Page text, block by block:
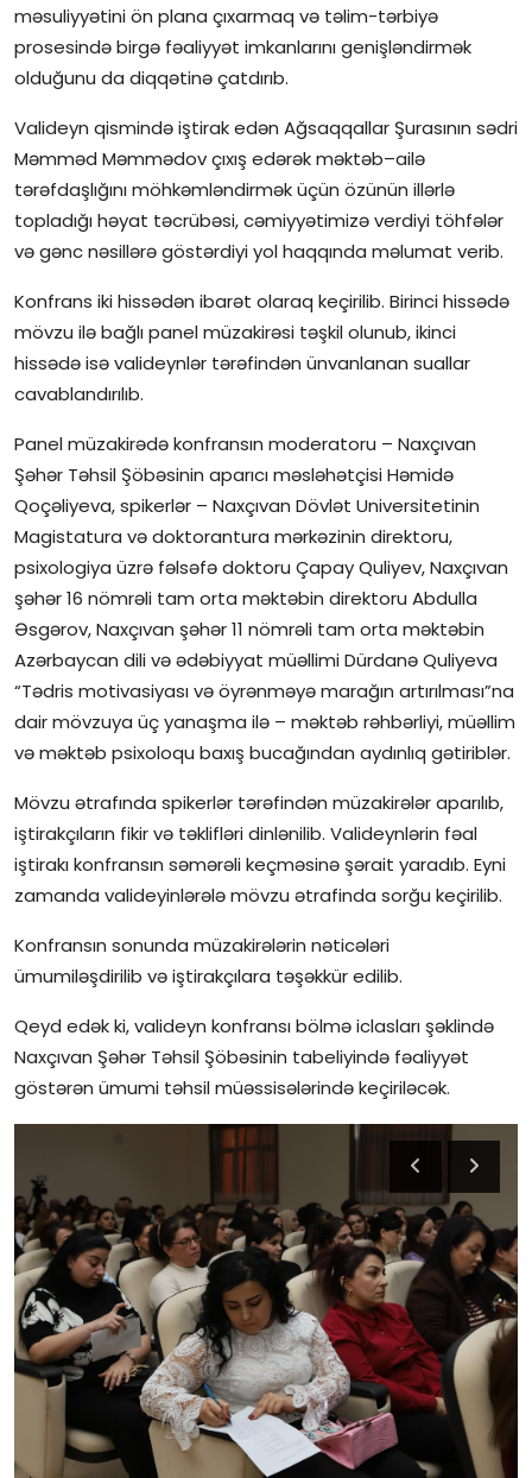
məsuliyyətini ön plana çıxarmaq və təlim-tərbiyə
prosesində birgə fəaliyyət imkanlarını genişləndirmək
olduğunu da diqqətinə çatdırıb.
Valideyn qismində iştirak edən Ağsaqqallar Şurasının sədri
Məmməd Məmmədov çıxış edərək məktəb–ailə
tərəfdaşlığını möhkəmləndirmək üçün özünün illərlə
topladığı həyat təcrübəsi, cəmiyyətimizə verdiyi töhfələr
və gənc nəsillərə göstərdiyi yol haqqında məlumat verib.
Konfrans iki hissədən ibarət olaraq keçirilib. Birinci hissədə
mövzu ilə bağlı panel müzakirəsi təşkil olunub, ikinci
hissədə isə valideynlər tərəfindən ünvanlanan suallar
cavablandırılıb.
Panel müzakirədə konfransın moderatoru – Naxçıvan
Şəhər Təhsil Şöbəsinin aparıcı məsləhətçisi Həmidə
Qoçəliyeva, spikerlər – Naxçıvan Dövlət Universitetinin
Magistatura və doktorantura mərkəzinin direktoru,
psixologiya üzrə fəlsəfə doktoru Çapay Quliyev, Naxçıvan
şəhər 16 nömrəli tam orta məktəbin direktoru Abdulla
Əsgərov, Naxçıvan şəhər 11 nömrəli tam orta məktəbin
Azərbaycan dili və ədəbiyyat müəllimi Dürdanə Quliyeva
“Tədris motivasiyası və öyrənməyə marağın artırılması”na
dair mövzuya üç yanaşma ilə – məktəb rəhbərliyi, müəllim
və məktəb psixoloqu baxış bucağından aydınlıq gətiriblər.
Mövzu ətrafında spikerlər tərəfindən müzakirələr aparılıb,
iştirakçıların fikir və təklifləri dinlənilib. Valideynlərin fəal
iştirakı konfransın səmərəli keçməsinə şərait yaradıb. Eyni
zamanda valideyinlərələ mövzu ətrafinda sorğu keçirilib.
Konfransın sonunda müzakirələrin nəticələri
ümumiləşdirilib və iştirakçılara təşəkkür edilib.
Qeyd edək ki, valideyn konfransı bölmə iclasları şəklində
Naxçıvan Şəhər Təhsil Şöbəsinin tabeliyində fəaliyyət
göstərən ümumi təhsil müəssisələrində keçiriləcək.